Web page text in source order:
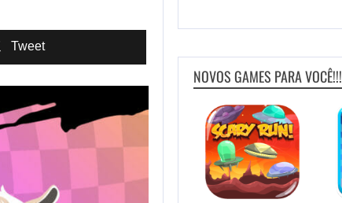
Tweet
NOVOS GAMES PARA VOCÊ!!!